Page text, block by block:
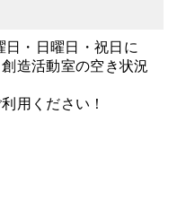
・日曜日・祝日に
造活動室の空き状況
用ください！